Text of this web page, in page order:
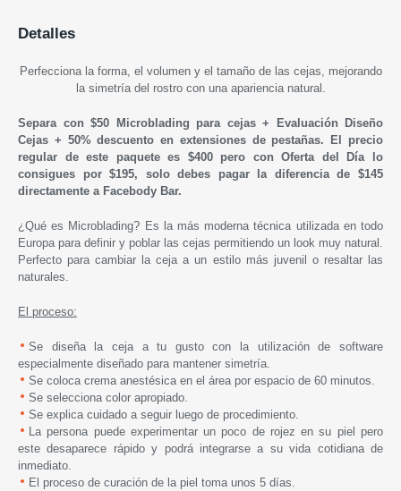
Detalles
Perfecciona la forma, el volumen y el tamaño de las cejas, mejorando
la simetría del rostro con una apariencia natural.
Separa con $50 Microblading para cejas + Evaluación Diseño
Cejas + 50% descuento en extensiones de pestañas. El precio
regular de este paquete es $400 pero con Oferta del Día lo
consigues por $195, solo debes pagar la diferencia de $145
directamente a Facebody Bar.
¿Qué es Microblading? Es la más moderna técnica utilizada en todo
Europa para definir y poblar las cejas permitiendo un look muy natural.
Perfecto para cambiar la ceja a un estilo más juvenil o resaltar las
naturales.
El proceso:
Se diseña la ceja a tu gusto con la utilización de software
especialmente diseñado para mantener simetría.
Se coloca crema anestésica en el área por espacio de 60 minutos.
Se selecciona color apropiado.
Se explica cuidado a seguir luego de procedimiento.
La persona puede experimentar un poco de rojez en su piel pero
este desaparece rápido y podrá integrarse a su vida cotidiana de
inmediato.
El proceso de curación de la piel toma unos 5 días.